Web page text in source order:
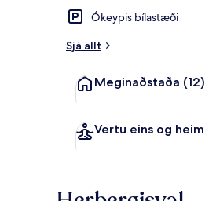
Ókeypis bílastæði
Sjá allt
Meginaðstaða (12)
Vertu eins og